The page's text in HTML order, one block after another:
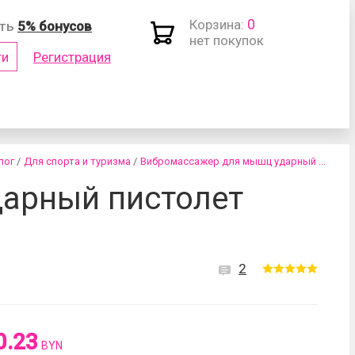
5% бонусов
Регистрация
Корзина: 0
нет покупок
/ Для спорта и туризма / Вибромассажер для мышц ударный ...
пистолет
2
BYN